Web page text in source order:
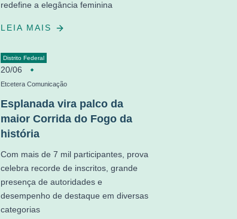
redefine a elegância feminina
LEIA MAIS
Distrito Federal
20/06
Etcetera Comunicação
Esplanada vira palco da
maior Corrida do Fogo da
história
Com mais de 7 mil participantes, prova
celebra recorde de inscritos, grande
presença de autoridades e
desempenho de destaque em diversas
categorias